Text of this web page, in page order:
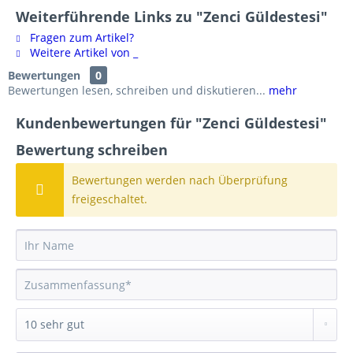
Weiterführende Links zu "Zenci Güldestesi"
Fragen zum Artikel?
Weitere Artikel von _
Bewertungen
0
Bewertungen lesen, schreiben und diskutieren... mehr
Kundenbewertungen für "Zenci Güldestesi"
Bewertung schreiben
Bewertungen werden nach Überprüfung
freigeschaltet.